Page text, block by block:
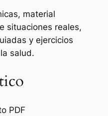
material
situaciones reales,
y ejercicios
salud.
PDF